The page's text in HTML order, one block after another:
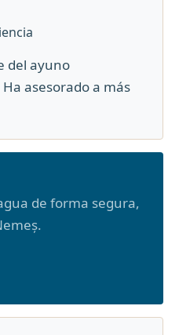
del ayuno
asesorado a más
de forma segura,